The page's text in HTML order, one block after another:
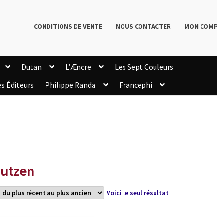
CONDITIONS DE VENTE NOUS CONTACTER MON
Dutan L’Æncre
Les Sept Couleurs
Éditeurs Philippe Randa
Francephi
Voici le seul résultat